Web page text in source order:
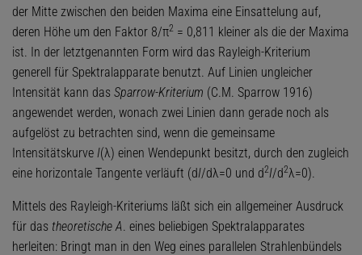
der Mitte zwischen den beiden Maxima eine Einsattelung auf,
deren Höhe um den Faktor 8/π2 = 0,811 kleiner als die der Maxima
ist. In der letztgenannten Form wird das Rayleigh-Kriterium
generell für Spektralapparate benutzt. Auf Linien ungleicher
Intensität kann das Sparrow-Kriterium (C.M. Sparrow 1916)
angewendet werden, wonach zwei Linien dann gerade noch als
aufgelöst zu betrachten sind, wenn die gemeinsame
Intensitätskurve I(λ) einen Wendepunkt besitzt, durch den zugleich
eine horizontale Tangente verläuft (dI/dλ=0 und d2I/d2λ=0).
Mittels des Rayleigh-Kriteriums läßt sich ein allgemeiner Ausdruck
für das theoretische A. eines beliebigen Spektralapparates
herleiten: Bringt man in den Weg eines parallelen Strahlenbündels